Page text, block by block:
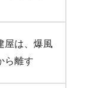
屋は、爆風
ら離す